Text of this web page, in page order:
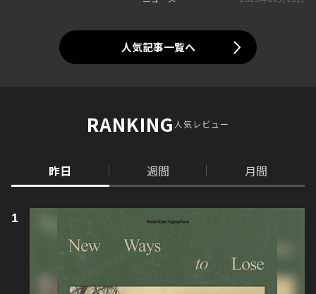
人気記事一覧へ
RANKING人気レビュー
昨日 週間 月間